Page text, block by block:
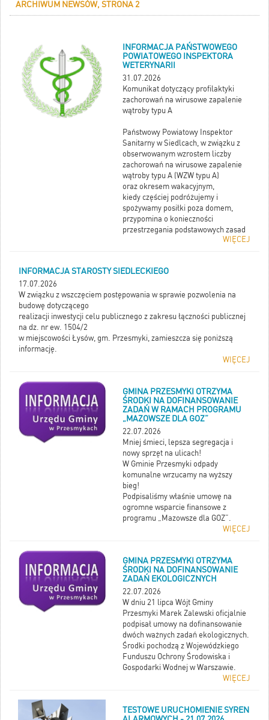
ARCHIWUM NEWSÓW, STRONA 2
INFORMACJA PAŃSTWOWEGO
POWIATOWEGO INSPEKTORA
WETERYNARII
31.07.2026
Komunikat dotyczący profilaktyki
zachorowań na wirusowe zapalenie
wątroby typu A
Państwowy Powiatowy Inspektor
Sanitarny w Siedlcach, w związku z
obserwowanym wzrostem liczby
zachorowań na wirusowe zapalenie
wątroby typu A (WZW typu A)
oraz okresem wakacyjnym,
kiedy częściej podróżujemy i
spożywamy posiłki poza domem,
przypomina o konieczności
przestrzegania podstawowych zasad
higieny oraz zachęca do zapoznania
szerzenia się wirusa, objawów
WIĘCEJ
INFORMACJA STAROSTY SIEDLECKIEGO
17.07.2026
W związku z wszczęciem postępowania w sprawie pozwolenia na
budowę dotyczącego
realizacji inwestycji celu publicznego z zakresu łączności publicznej
na dz. nr ew. 1504/2
w miejscowości Łysów, gm. Przesmyki, zamieszcza się poniższą
informację.
WIĘCEJ
GMINA PRZESMYKI OTRZYMA
ŚRODKI NA DOFINANSOWANIE
ZADAŃ W RAMACH PROGRAMU
„MAZOWSZE DLA GOZ”
22.07.2026
Mniej śmieci, lepsza segregacja i
nowy sprzęt na ulicach!
W Gminie Przesmyki odpady
komunalne wrzucamy na wyższy
bieg!
Podpisaliśmy właśnie umowę na
ogromne wsparcie finansowe z
programu „Mazowsze dla GOZ”.
WIĘCEJ
GMINA PRZESMYKI OTRZYMA
ŚRODKI NA DOFINANSOWANIE
ZADAŃ EKOLOGICZNYCH
22.07.2026
W dniu 21 lipca Wójt Gminy
Przesmyki Marek Zalewski oficjalnie
podpisał umowy na dofinansowanie
dwóch ważnych zadań ekologicznych.
Środki pochodzą z Wojewódzkiego
Funduszu Ochrony Środowiska i
Gospodarki Wodnej w Warszawie.
WIĘCEJ
TESTOWE URUCHOMIENIE SYREN